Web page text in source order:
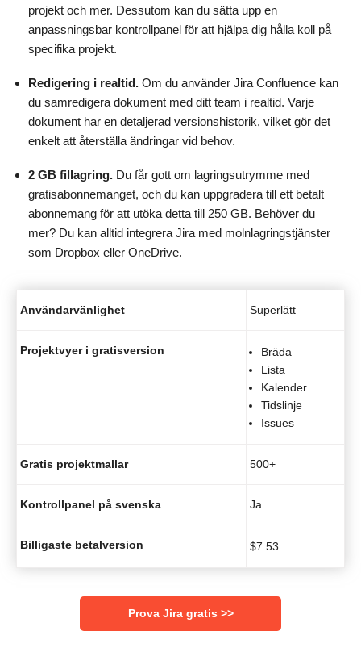
projekt och mer. Dessutom kan du sätta upp en
anpassningsbar kontrollpanel för att hjälpa dig hålla koll på
specifika projekt.
Redigering i realtid. Om du använder Jira Confluence kan
du samredigera dokument med ditt team i realtid. Varje
dokument har en detaljerad versionshistorik, vilket gör det
enkelt att återställa ändringar vid behov.
2 GB fillagring. Du får gott om lagringsutrymme med
gratisabonnemanget, och du kan uppgradera till ett betalt
abonnemang för att utöka detta till 250 GB. Behöver du
mer? Du kan alltid integrera Jira med molnlagringstjänster
som Dropbox eller OneDrive.
Användarvänlighet Superlätt
Projektvyer i gratisversion
Bräda
Lista
Kalender
Tidslinje
Issues
Gratis projektmallar 500+
Kontrollpanel på svenska Ja
Billigaste betalversion $7.53
Prova Jira gratis >>